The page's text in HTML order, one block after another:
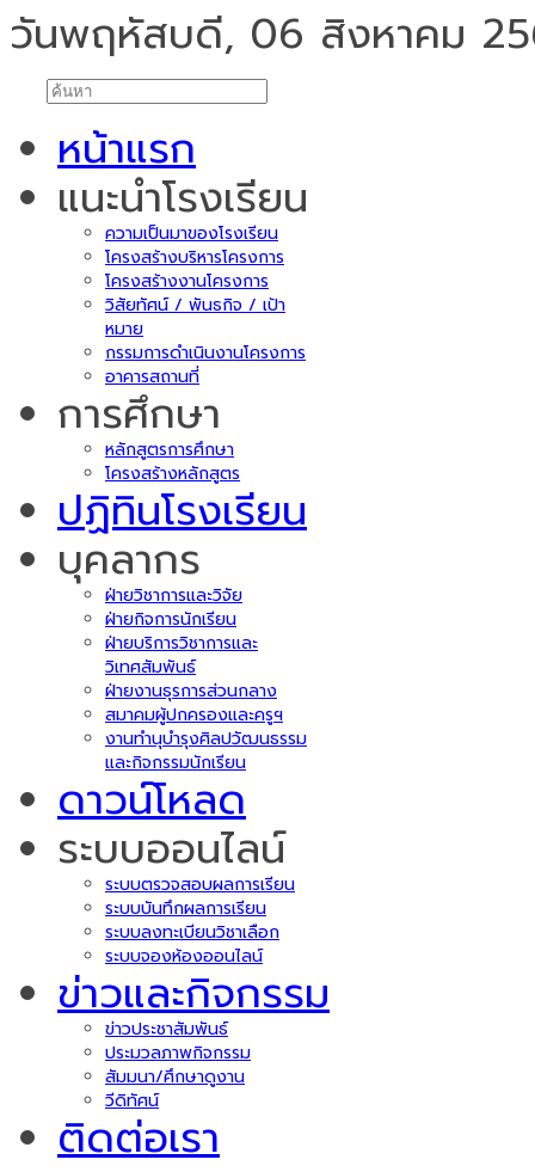
วันพฤหัสบดี, 06 สิงหาคม
หน้าแรก
แนะนำโรงเรียน
ความเป็นมาของโรงเรียน
โครงสร้างบริหารโครงการ
โครงสร้างงานโครงการ
วิสัยทัศน์ / พันธกิจ / เป้า
หมาย
กรรมการดำเนินงานโครงการ
อาคารสถานที่
การศึกษา
หลักสูตรการศึกษา
โครงสร้างหลักสูตร
ปฏิทินโรงเรียน
บุคลากร
ฝ่ายวิชาการและวิจัย
ฝ่ายกิจการนักเรียน
ฝ่ายบริการวิชาการและ
วิเทศสัมพันธ์
ฝ่ายงานธุรการส่วนกลาง
สมาคมผู้ปกครองและครูฯ
งานทำนุบำรุงศิลปวัฒนธรรม
และกิจกรรมนักเรียน
ดาวน์โหลด
ระบบออนไลน์
ระบบตรวจสอบผลการเรียน
ระบบบันทึกผลการเรียน
ระบบลงทะเบียนวิชาเลือก
ระบบจองห้องออนไลน์
ข่าวและกิจกรรม
ข่าวประชาสัมพันธ์
ประมวลภาพกิจกรรม
สัมมนา/ศึกษาดูงาน
วีดิทัศน์
ติดต่อเรา